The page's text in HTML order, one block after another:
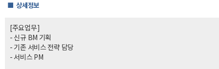
■ 상세정보
[주요업무]
- 신규 BM 기획
- 기존 서비스 전략 담당
- 서비스 PM